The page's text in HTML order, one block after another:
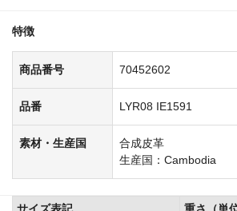
特徴
商品番号 70452602
品番 LYR08 IE1591
素材・生産国
合成皮革
生産国：Cambodia
サイズ表記 重さ（単位